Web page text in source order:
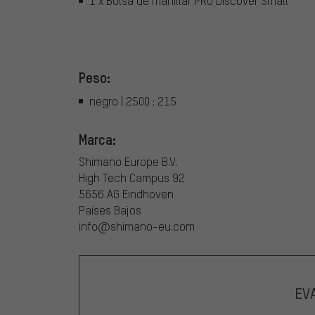
Peso:
negro | 2500 : 215
Marca:
Shimano Europe B.V.
High Tech Campus 92
5656 AG Eindhoven
Países Bajos
info@shimano-eu.com